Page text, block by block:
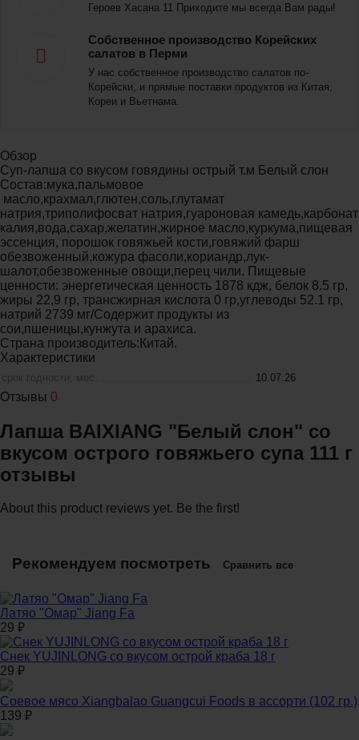
Героев Хасана 11 Приходите мы всегда Вам рады!
Собственное производство Корейских
салатов в Перми
У нас собственное производство салатов по-
Корейски, и прямые поставки продуктов из Китая,
Кореи и Вьетнама.
Обзор
Суп-лапша со вкусом говядины острый т.м Белый слон
Состав:мука,пальмовое
масло,крахмал,глютен,соль,глутамат
натрия,триполифосват натрия,гуароновая камедь,карбонат
калия,вода,сахар,желатин,жирное масло,куркума,пищевая
эссенция, порошок говяжьей кости,говяжий фарш
обезвоженный,кожура фасоли,кориандр,лук-
шалот,обезвоженные овощи,перец чили. Пищевые
ценности: энергетическая ценность 1878 кдж, белок 8.5 гр,
жиры 22,9 гр, трансжирная кислота 0 гр,углеводы 52.1 гр,
натрий 2739 мг/Содержит продукты из
сои,пшеницы,кунжута и арахиса.
Страна производитель:Китай.
Характеристики
срок годности, мес. 10.07.26
Отзывы 0
Лапша BAIXIANG "Белый слон" со
вкусом острого говяжьего супа 111 г
отзывы
About this product reviews yet. Be the first!
Рекомендуем посмотреть Сравнить все
Латяо "Омар" Jiang Fa
29 ₽
Снек YUJINLONG со вкусом острой краба 18 г
29 ₽
Соевое мясо Xiangbalao Guangcui Foods в ассорти (102 гр.)
139 ₽